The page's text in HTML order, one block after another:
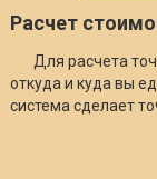
Расчет
Для расчета
откуда и куда вы
система сделает